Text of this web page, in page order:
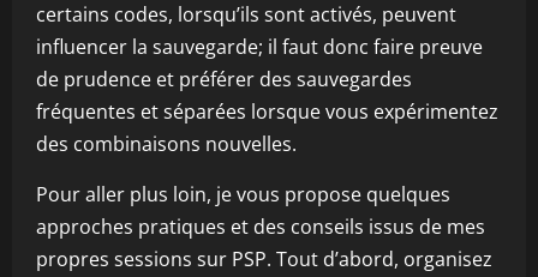
certains codes, lorsqu’ils sont activés, peuvent
influencer la sauvegarde; il faut donc faire preuve
de prudence et préférer des sauvegardes
fréquentes et séparées lorsque vous expérimentez
des combinaisons nouvelles.
Pour aller plus loin, je vous propose quelques
approches pratiques et des conseils issus de mes
propres sessions sur PSP. Tout d’abord, organisez